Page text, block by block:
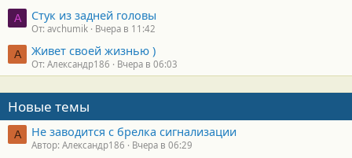
A Стук из задней головы
От: avchumik Вчера в 11:42
А Живет своей жизнью )
От: Александр186 Вчера в 06:03
Новые темы
А Не заводится с брелка сигнализации
Автор: Александр186 Вчера в 06:29